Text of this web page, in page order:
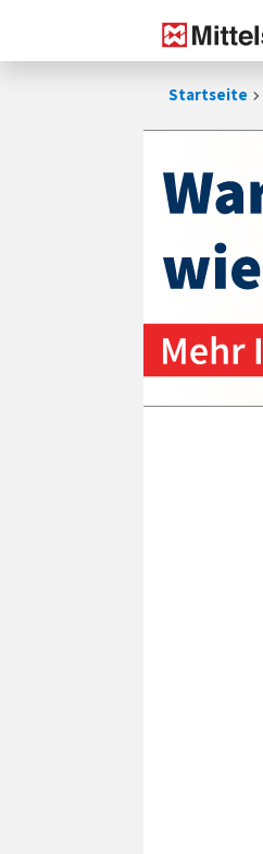
Startseite